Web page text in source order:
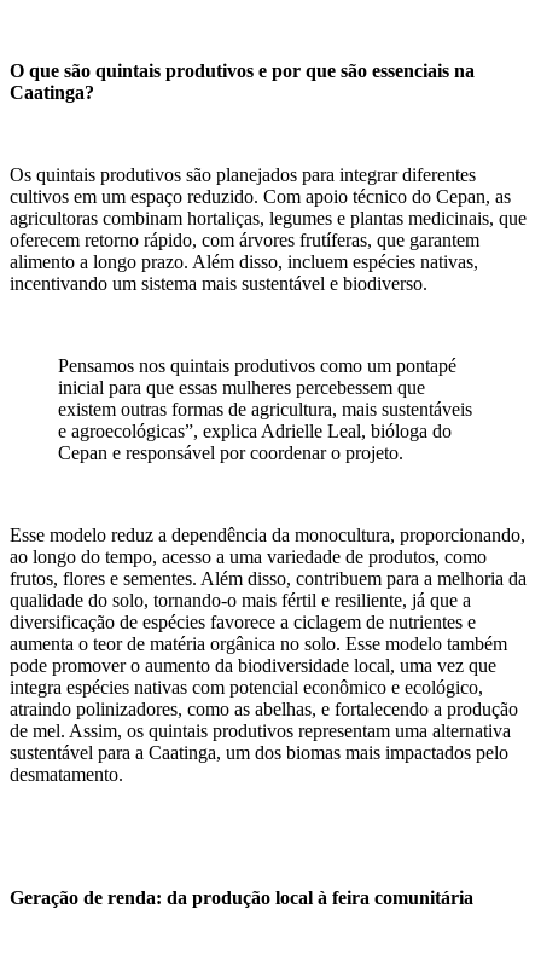
O que são quintais produtivos e por que são essenciais na
Caatinga?
Os quintais produtivos são planejados para integrar diferentes
cultivos em um espaço reduzido. Com apoio técnico do Cepan, as
agricultoras combinam hortaliças, legumes e plantas medicinais, que
oferecem retorno rápido, com árvores frutíferas, que garantem
alimento a longo prazo. Além disso, incluem espécies nativas,
incentivando um sistema mais sustentável e biodiverso.
Pensamos nos quintais produtivos como um pontapé
inicial para que essas mulheres percebessem que
existem outras formas de agricultura, mais sustentáveis
e agroecológicas”, explica Adrielle Leal, bióloga do
Cepan e responsável por coordenar o projeto.
Esse modelo reduz a dependência da monocultura, proporcionando,
ao longo do tempo, acesso a uma variedade de produtos, como
frutos, flores e sementes. Além disso, contribuem para a melhoria da
qualidade do solo, tornando-o mais fértil e resiliente, já que a
diversificação de espécies favorece a ciclagem de nutrientes e
aumenta o teor de matéria orgânica no solo. Esse modelo também
pode promover o aumento da biodiversidade local, uma vez que
integra espécies nativas com potencial econômico e ecológico,
atraindo polinizadores, como as abelhas, e fortalecendo a produção
de mel. Assim, os quintais produtivos representam uma alternativa
sustentável para a Caatinga, um dos biomas mais impactados pelo
desmatamento.
Geração de renda: da produção local à feira comunitária